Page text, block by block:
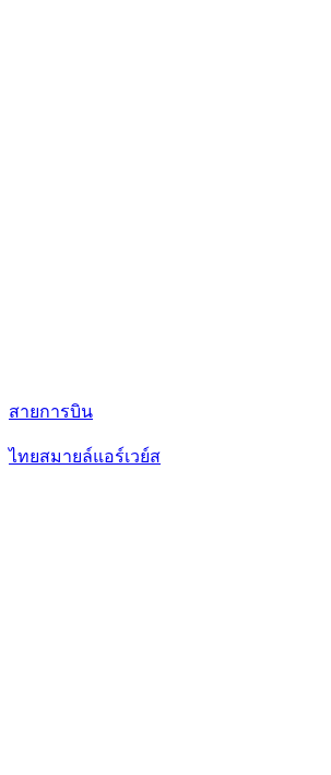
สายการบิน
ไทยสมายล์แอร์เวย์ส